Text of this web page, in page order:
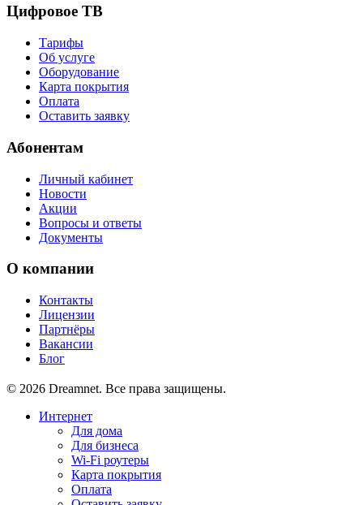
Цифровое ТВ
Тарифы
Об услуге
Оборудование
Карта покрытия
Оплата
Оставить заявку
Абонентам
Личный кабинет
Новости
Акции
Вопросы и ответы
Документы
О компании
Контакты
Лицензии
Партнёры
Вакансии
Блог
© 2026 Dreamnet. Все права защищены.
Интернет
Для дома
Для бизнеса
Wi-Fi роутеры
Карта покрытия
Оплата